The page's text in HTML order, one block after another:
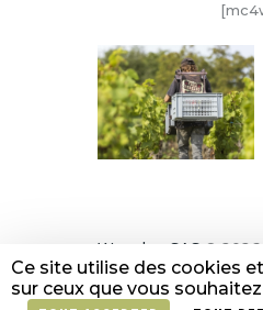
Wooplee SAS ©
réservés.
Ce site utilise des cookies
sur ceux que vous